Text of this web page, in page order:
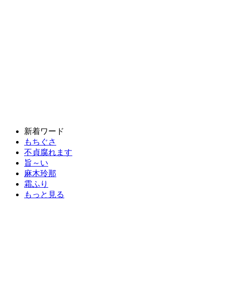
新着ワード
もちぐさ
不貞腐れます
旨～い
麻木玲那
霜ふり
もっと見る